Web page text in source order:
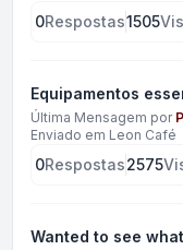
0Respostas1505
Equipamentos
Última Mensagem por
Enviado em Leon Café
0Respostas2575
Wanted to see